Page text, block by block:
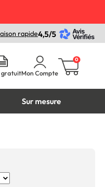
rapide4,5/5
gratuitMon Compte
0
Sur mesure